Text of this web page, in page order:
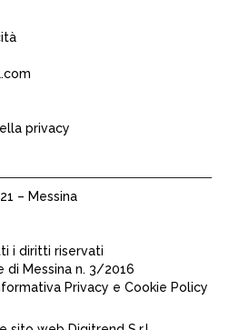
privacy
– Messina
i diritti riservati
di Messina n. 3/2016
Privacy e Cookie Policy